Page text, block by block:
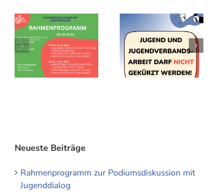
Neueste Beiträge
Rahmenprogramm zur Podiumsdiskussion mit
Jugenddialog